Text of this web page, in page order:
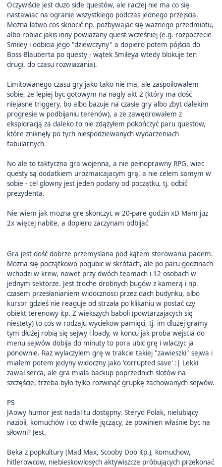
Oczywiście jest duzo side questów, ale raczej nie ma co się
nastawiac na ogranie wszystkiego podczas jednego przejscia.
Można łatwo cos sknocić np. pozbywajac się waznego przedmiotu,
albo robiac jakis inny powiazany quest wcześniej (e.g. rozpoczecie
Smiley i odbicia jego "dziewczyny" a dopiero potem pójścia do
Boss Blauberta po questy - wątek Smileya wtedy blokuje ten
drugi, do czasu rozwiazania).
Limitowanego czasu gry jako tako nie ma, ale zaspoilowalem
sobie, że lepiej byc gotowym na nagly akt 2 (który ma dość
niejasne triggery, bo albo bazuje na czasie gry albo zbyt dalekim
progresie w podbijaniu terenów), a ze zawędrowałem z
eksploracją za daleko to nie zdążyłem pokończyć paru questow,
które zniknęły po tych niespodziewanych wydarzeniach
fabularnych.
No ale to taktyczna gra wojenna, a nie pełnoprawny RPG, wiec
questy są dodatkiem urozmaicajacym grę, a nie celem samym w
sobie - cel glowny jest jeden podany od początku, tj. odbić
prezydenta.
Nie wiem jak mozna gre skonczyc w 20-pare godzin xD Mam juz
2x więcej nabite, a dopiero zaczynam odbijać
Gra jest dość dobrze przemyslana pod kątem sterowania padem.
Mozna się początkowo pogubic w skrótach, ale po paru godzinach
wchodzi w krew, nawet przy dwóch teamach i 12 osobach w
jednym sektorze. Jest troche drobnych bugów z kamerą i np.
czasem przesłanianiem widocznosci przez dach budynku, albo
kursor gdzieś nie reaguje od strzała po klikaniu w postać czy
obiekt terenowy itp. Z wiekszych baboli (powtarzajacych się
niestety) to cos w rodzaju wyciekow pamięci, tj. im dluzej gramy
tym dłużej robią się sejwy i loady, w koncu jak proba wejscia do
menu sejwów dobija do minuty to pora ubic grę i wlaczyc ja
ponownie. Raz wylaczylem grę w trakcie takiej "zawieszki" sejwa i
mialem potem jedyny widoczny jako 'corrupted save' :| Lekki
zawal serca, ale gra miala backup poprzednich slotów na
szczęście, trzeba było tylko rozwinąć grupkę zachowanych sejwów.
PS
JAowy humor jest nadal tu dostępny. Steryd Polak, nielubiący
nazioli, komuchów i co chwile jęczący, że powinien właśnie byc na
siłowni? Jest.
Beka z popkultury (Mad Max, Scooby Doo itp.), komuchow,
hitlerowcow, niebieskowlosych aktywiszcze próbujących przekonać